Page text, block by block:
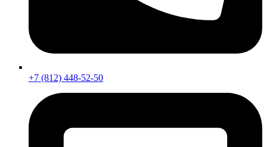
+7 (812) 448-52-50